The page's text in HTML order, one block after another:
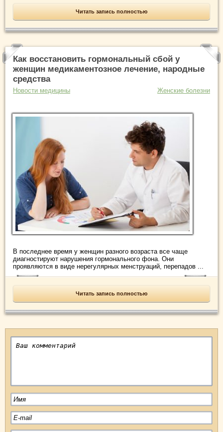
Читать запись полностью
Как восстановить гормональный сбой у
женщин медикаментозное лечение, народные
средства
Новости медицины Женские болезни
В последнее время у женщин разного возраста все чаще
диагностируют нарушения гормонального фона. Они
проявляются в виде нерегулярных менструаций, перепадов ...
Читать запись полностью